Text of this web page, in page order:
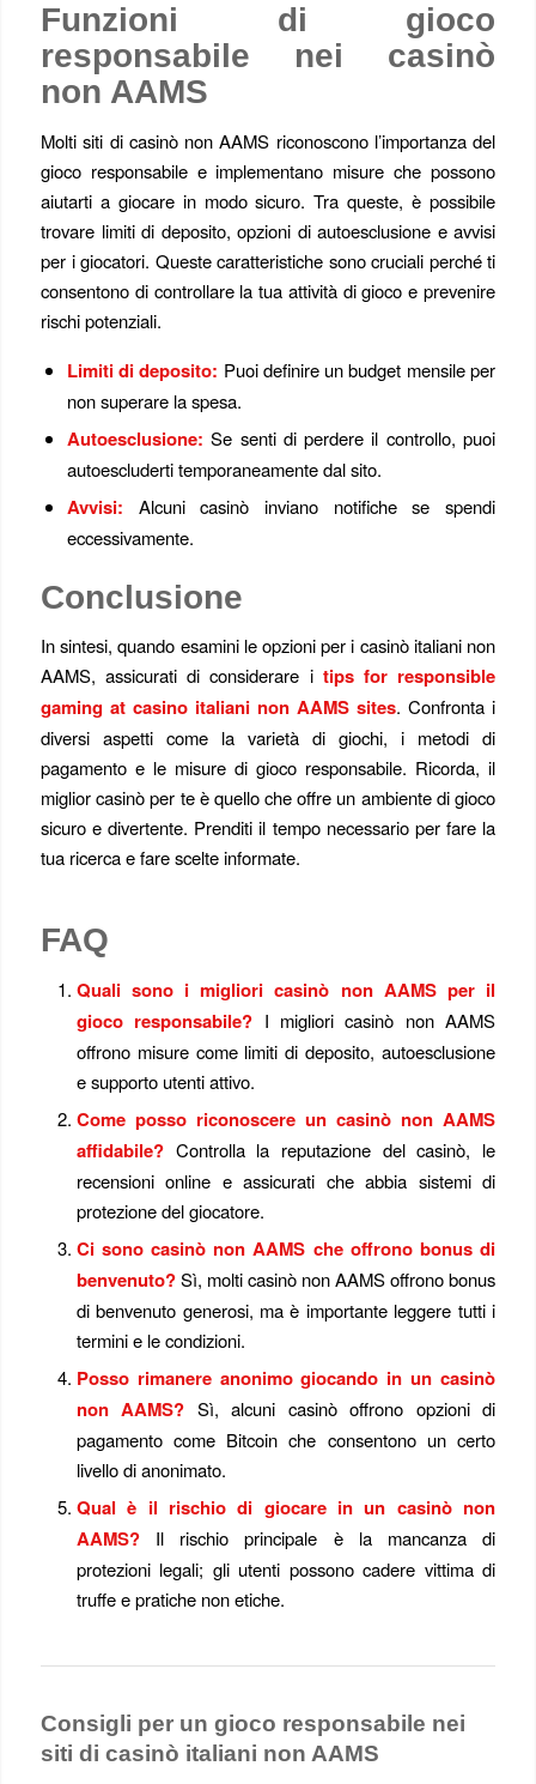
Funzioni di gioco
responsabile nei casinò
non AAMS
Molti siti di casinò non AAMS riconoscono l’importanza del
gioco responsabile e implementano misure che possono
aiutarti a giocare in modo sicuro. Tra queste, è possibile
trovare limiti di deposito, opzioni di autoesclusione e avvisi
per i giocatori. Queste caratteristiche sono cruciali perché ti
consentono di controllare la tua attività di gioco e prevenire
rischi potenziali.
Limiti di deposito: Puoi definire un budget mensile per
non superare la spesa.
Autoesclusione: Se senti di perdere il controllo, puoi
autoescluderti temporaneamente dal sito.
Avvisi: Alcuni casinò inviano notifiche se spendi
eccessivamente.
Conclusione
In sintesi, quando esamini le opzioni per i casinò italiani non
AAMS, assicurati di considerare i tips for responsible
gaming at casino italiani non AAMS sites. Confronta i
diversi aspetti come la varietà di giochi, i metodi di
pagamento e le misure di gioco responsabile. Ricorda, il
miglior casinò per te è quello che offre un ambiente di gioco
sicuro e divertente. Prenditi il tempo necessario per fare la
tua ricerca e fare scelte informate.
FAQ
Quali sono i migliori casinò non AAMS per il
gioco responsabile? I migliori casinò non AAMS
offrono misure come limiti di deposito, autoesclusione
e supporto utenti attivo.
Come posso riconoscere un casinò non AAMS
affidabile?Controlla la reputazione del casinò, le
recensioni online e assicurati che abbia sistemi di
protezione del giocatore.
Ci sono casinò non AAMS che offrono bonus di
benvenuto?Sì, molti casinò non AAMS offrono bonus
di benvenuto generosi, ma è importante leggere tutti i
termini e le condizioni.
Posso rimanere anonimo giocando in un casinò
non AAMS? Sì, alcuni casinò offrono opzioni di
pagamento come Bitcoin che consentono un certo
livello di anonimato.
Qual è il rischio di giocare in un casinò non
AAMS?Il rischio principale è la mancanza di
protezioni legali; gli utenti possono cadere vittima di
truffe e pratiche non etiche.
Consigli per un gioco responsabile nei
siti di casinò italiani non AAMS